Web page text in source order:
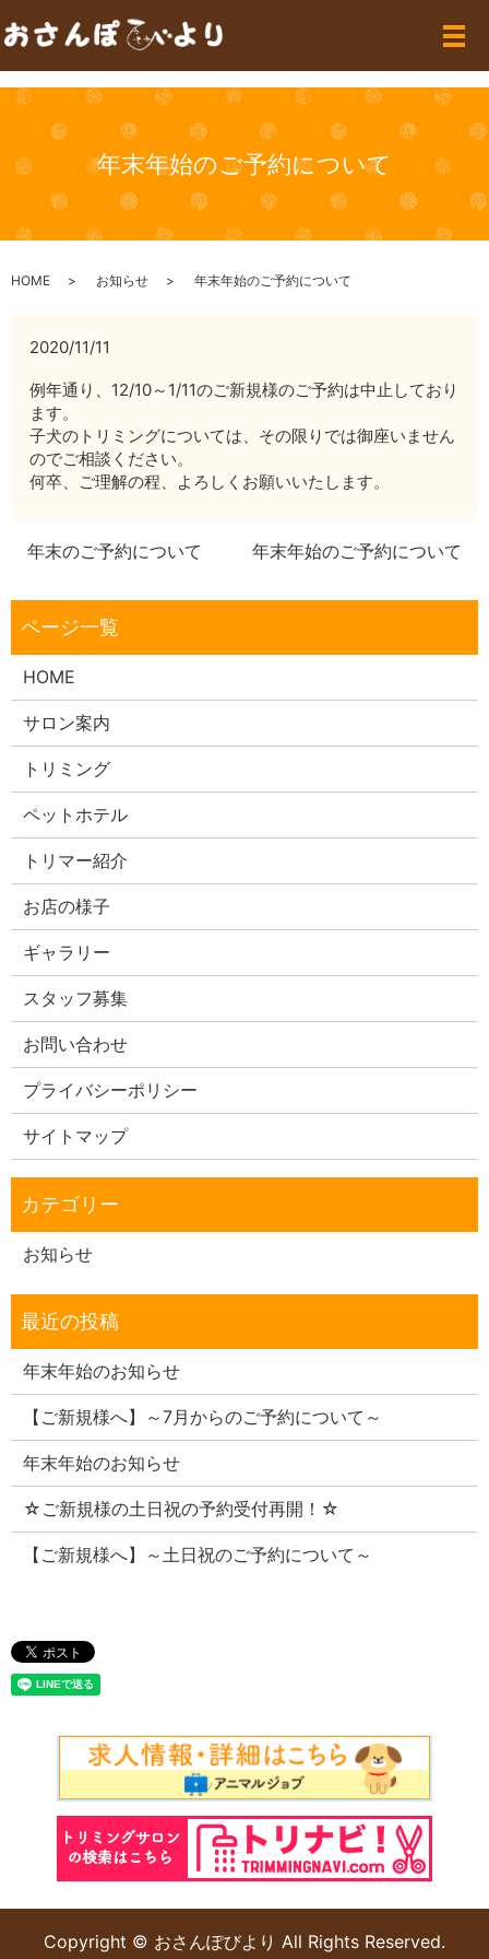
メ
年末年始のご予約について
HOME お知らせ 年末年始のご予約について
2020/11/11
例年通り、12/10～1/11のご新規様のご予約は中止しており
ます。
子犬のトリミングについては、その限りでは御座いません
のでご相談ください。
何卒、ご理解の程、よろしくお願いいたします。
年末のご予約について 年末年始のご予約について
HOME
サロン案内
トリミング
ペットホテル
トリマー紹介
お店の様子
ギャラリー
スタッフ募集
お問い合わせ
プライバシーポリシー
サイトマップ
お知らせ
年末年始のお知らせ
【ご新規様へ】～7月からのご予約について～
年末年始のお知らせ
☆ご新規様の土日祝の予約受付再開！☆
【ご新規様へ】～土日祝のご予約について～
Copyright © おさんぽびより All Rights Reserved.